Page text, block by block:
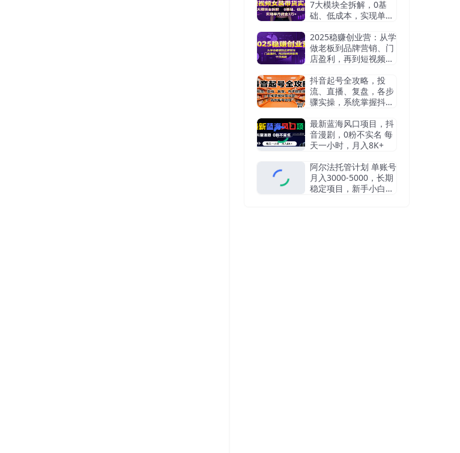
7大模块全拆解，0基
础、低成本，实现单月
2025稳赚创业营：从学
做老板到品牌营销、门
店盈利，再到短视频获
抖音起号全攻略，投
流、直播、复盘，各步
骤实操，系统掌握抖音
最新蓝海风口项目，抖
音漫剧，0粉不实名 每
天一小时，月入8K+
阿尔法托管计划 单账号
月入3000-5000，长期
稳定项目，新手小白轻